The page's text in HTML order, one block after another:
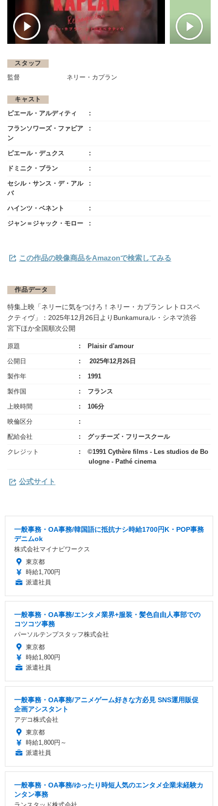
スタッフ
監督 ネリー・カプラン
キャスト
ピエール・アルディティ
フランソワーズ・ファビア
ン
ピエール・デュクス
ドミニク・ブラン
セシル・サンス・デ・アル
バ
ハインツ・ベネント
ジャン＝ジャック・モロー
この作品の映像商品をAmazonで検索してみる
作品データ
特集上映「ネリーに気をつけろ！ネリー・カプラン レトロスペ
クティヴ」：2025年12月26日よりBunkamuraル・シネマ渋谷
宮下ほか全国順次公開
原題 Plaisir d'amour
公開日 2025年12月26日
製作年 1991
製作国 フランス
上映時間 106分
映倫区分
配給会社 グッチーズ・フリースクール
クレジット
©1991 Cythère films - Les studios de Bo
ulogne - Pathé cinema
公式サイト
一般事務・OA事務/韓国語に抵抗ナシ時給1700円K・POP事務
デニムok
株式会社マイナビワークス
東京都
時給1,700円
派遣社員
一般事務・OA事務/エンタメ業界+服装・髪色自由人事部での
コツコツ事務
パーソルテンプスタッフ株式会社
東京都
時給1,800円
派遣社員
一般事務・OA事務/アニメゲーム好きな方必見 SNS運用販促
企画アシスタント
アデコ株式会社
東京都
時給1,800円～
派遣社員
一般事務・OA事務/ゆったり時短人気のエンタメ企業未経験カ
ンタン事務